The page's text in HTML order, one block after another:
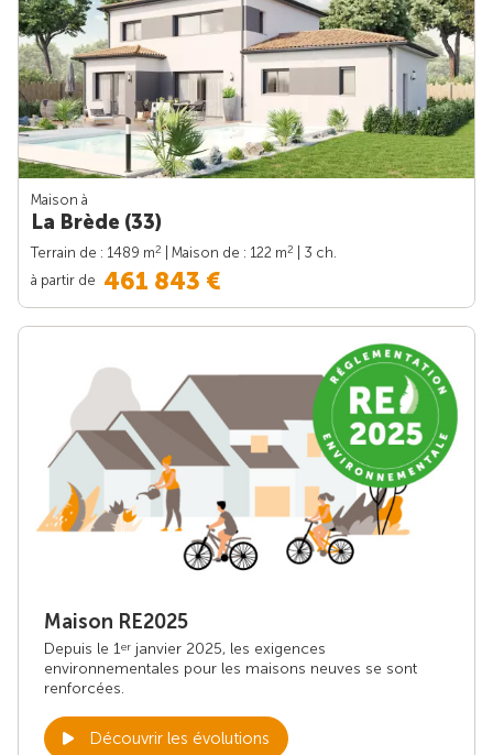
Maison à
La Brède (33)
Terrain de : 1489 m2 | Maison de : 122 m2
| 3 ch.
à partir de 461 843 €
Maison RE2025
Depuis le 1er janvier 2025, les exigences
environnementales pour les maisons neuves se sont
renforcées.
Découvrir les évolutions